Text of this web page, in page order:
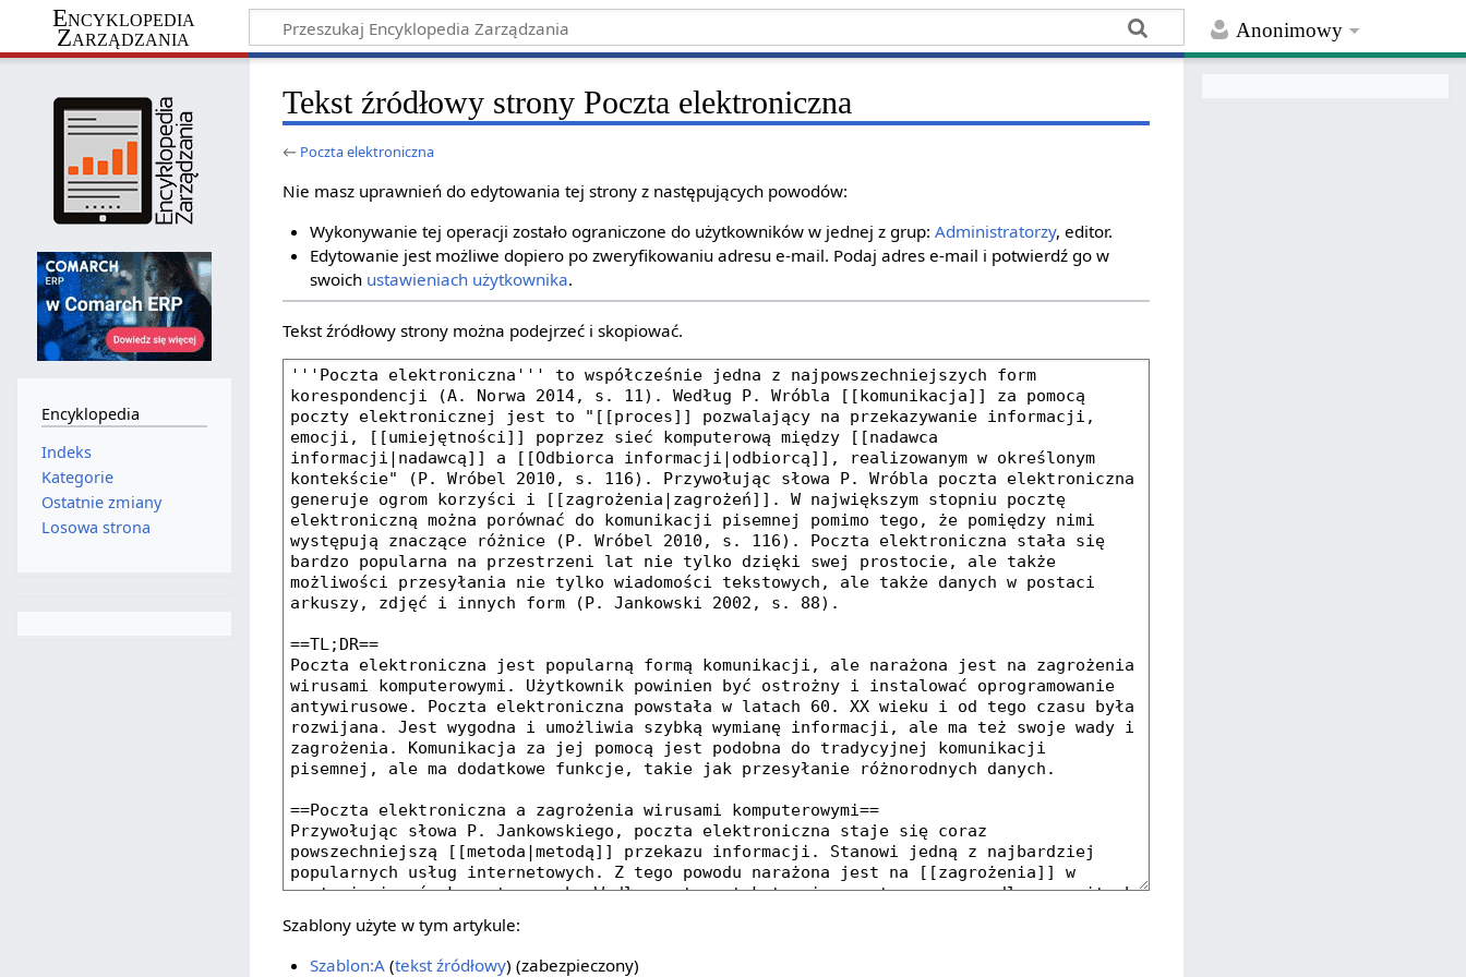
Anonimowy
Encyklopedia
Zarządzania
Tekst źródłowy strony Poczta elektroniczna
← Poczta elektroniczna
Nie masz uprawnień do edytowania tej strony z następujących powodów:
Wykonywanie tej operacji zostało ograniczone do użytkowników w jednej z grup: Administratorzy, editor.
Edytowanie jest możliwe dopiero po zweryfikowaniu adresu e‐mail. Podaj adres e‐mail i potwierdź go w
swoich ustawieniach użytkownika.
Tekst źródłowy strony można podejrzeć i skopiować.
Szablony użyte w tym artykule:
Szablon:A(tekst źródłowy) (zabezpieczony)
Encyklopedia
Indeks
Kategorie
Ostatnie zmiany
Losowa strona